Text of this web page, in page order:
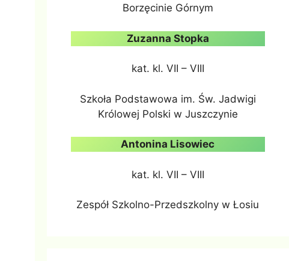
Borzęcinie Górnym
Zuzanna Stopka
kat. kl. VII – VIII
Szkoła Podstawowa im. Św. Jadwigi
Królowej Polski w Juszczynie
Antonina Lisowiec
kat. kl. VII – VIII
Zespół Szkolno-Przedszkolny w Łosiu